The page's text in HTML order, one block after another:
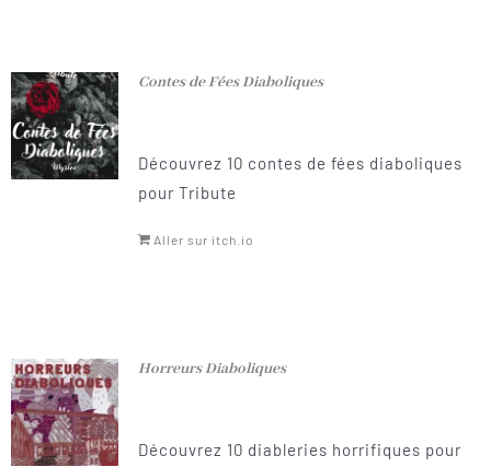
Contes de Fées Diaboliques
Découvrez 10 contes de fées diaboliques
pour Tribute
Aller sur itch.io
Horreurs Diaboliques
Découvrez 10 diableries horrifiques pour